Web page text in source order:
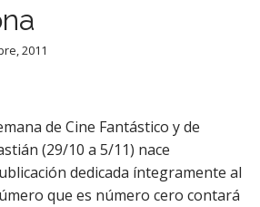
2011
de Cine Fantástico y de
(29/10 a 5/11) nace
dedicada íntegramente al
que es número cero contará